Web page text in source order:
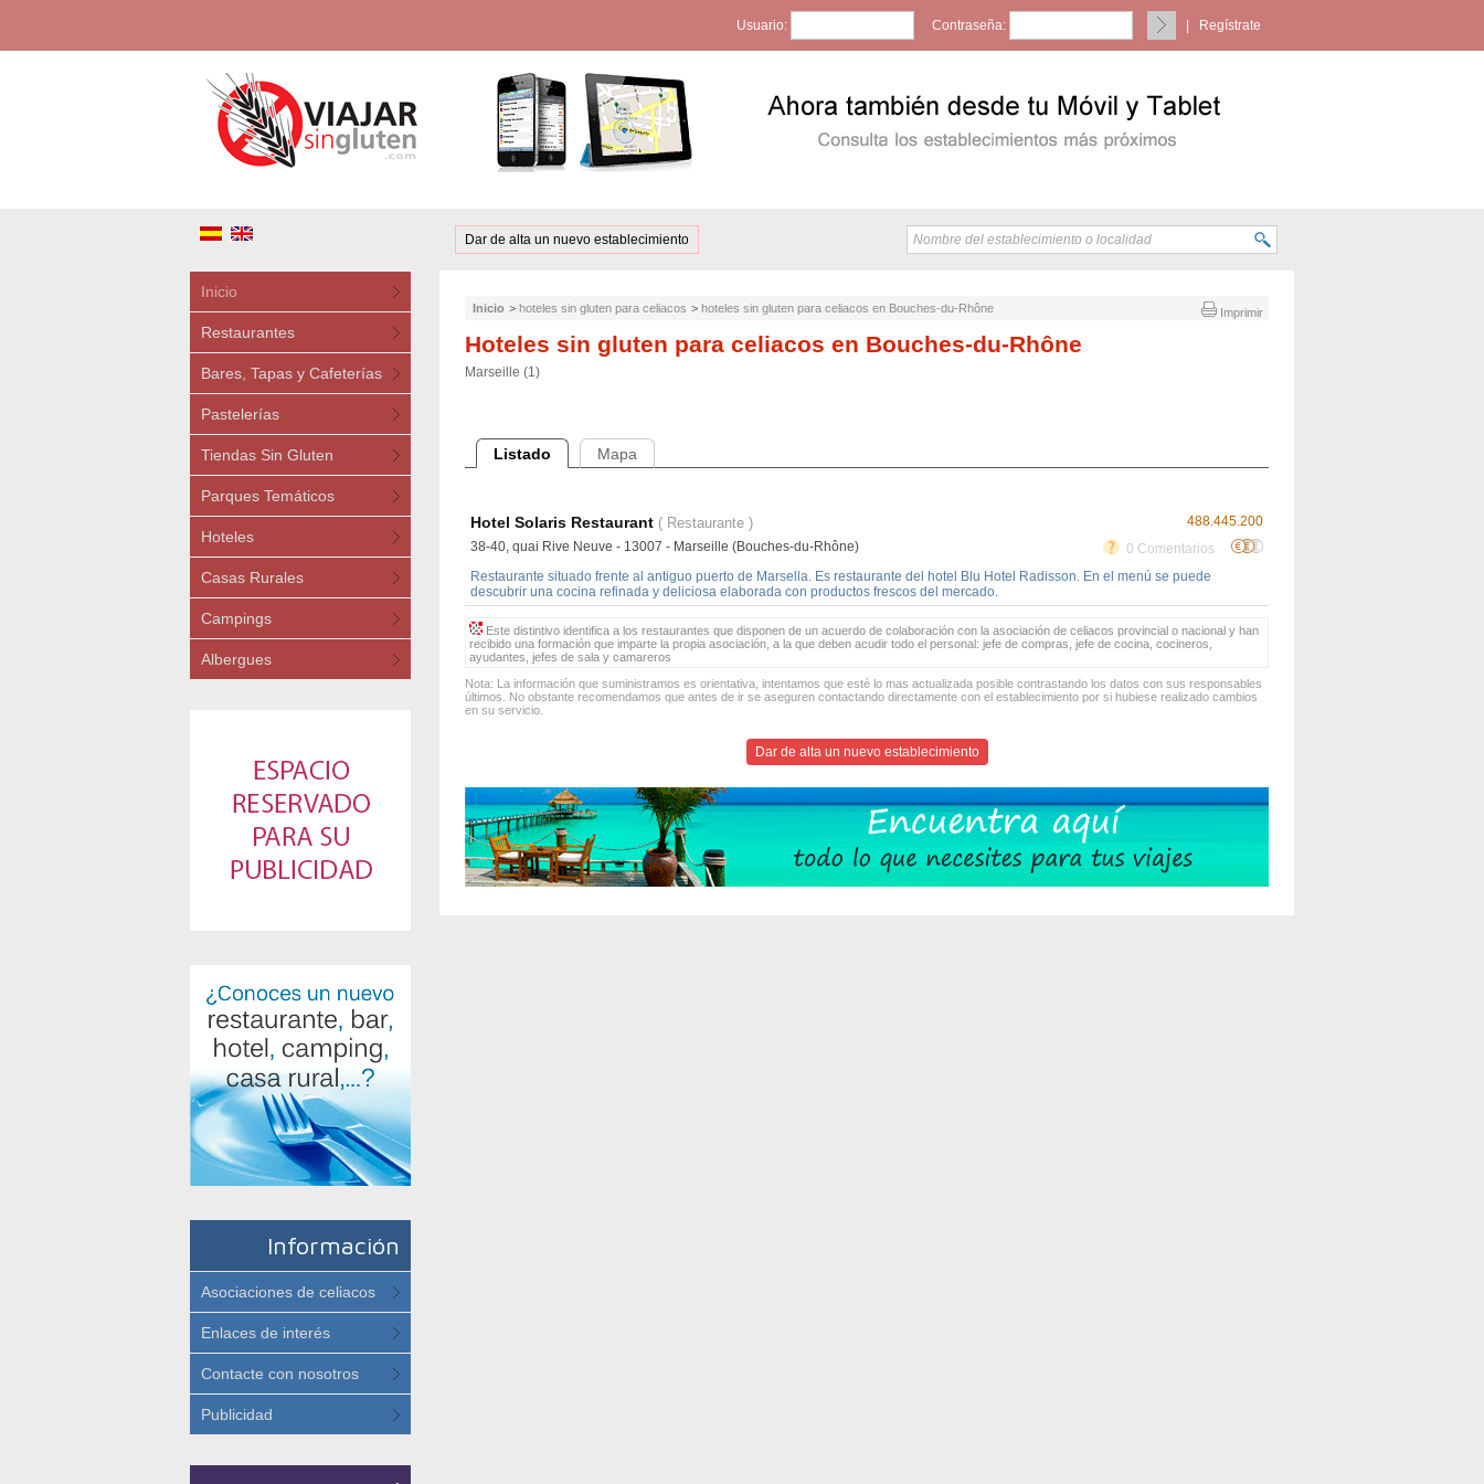
Usuario: Contraseña: Regístrate
Dar de alta un nuevo establecimiento
Inicio
Restaurantes
Bares, Tapas y Cafeterías
Pastelerías
Tiendas Sin Gluten
Parques Temáticos
Hoteles
Casas Rurales
Campings
Albergues
Información
Asociaciones de celiacos
Enlaces de interés
Contacte con nosotros
Publicidad
Imprimir
Inicio > hoteles sin gluten para celiacos > hoteles sin gluten para celiacos en Bouches-du-Rhône
Hoteles sin gluten para celiacos en Bouches-du-Rhône
Marseille (1)
Listado Mapa
488.445.200
Hotel Solaris Restaurant ( Restaurante )
0 Comentarios
38-40, quai Rive Neuve - 13007 - Marseille (Bouches-du-Rhône)
Restaurante situado frente al antiguo puerto de Marsella. Es restaurante del hotel Blu Hotel Radisson. En el menú se puede
descubrir una cocina refinada y deliciosa elaborada con productos frescos del mercado.
Este distintivo identifica a los restaurantes que disponen de un acuerdo de colaboración con la asociación de celiacos provincial o nacional y han
recibido una formación que imparte la propia asociación, a la que deben acudir todo el personal: jefe de compras, jefe de cocina, cocineros,
ayudantes, jefes de sala y camareros
Nota: La información que suministramos es orientativa, intentamos que esté lo mas actualizada posible contrastando los datos con sus responsables
últimos. No obstante recomendamos que antes de ir se aseguren contactando directamente con el establecimiento por si hubiese realizado cambios
en su servicio.
Dar de alta un nuevo establecimiento